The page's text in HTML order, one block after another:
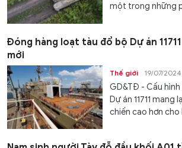
một trong những
Đóng hàng loạt tàu đổ bộ Dự án
mới
Thế giới 19/07/
GD&TĐ - Cấu
Dự án 11711 mang
chiến cao hơn cho